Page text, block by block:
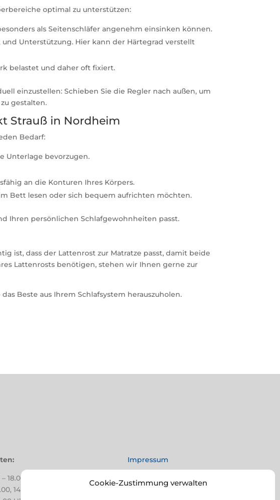
Cookie-Zustimmung verwalten
optimal zu unterstützen:
als Seitenschläfer angenehm einsinken können.
Unterstützung. Hier kann der Härtegrad verstellt
belastet und daher oft fixiert.
einzustellen: Schieben Sie die Regler nach außen, um
gestalten.
Strauß in Nordheim
Bedarf:
Unterlage bevorzugen.
an die Konturen Ihres Körpers.
Bett lesen oder sich bequem aufrichten möchten.
Ihren persönlichen Schlafgewohnheiten passt.
ist, dass der Lattenrost zur Matratze passt, damit beide
Lattenrosts benötigen, stehen wir Ihnen gerne zur
Beste aus Ihrem Schlafsystem herauszuholen.
18.00 Uhr
14.00 – 18.00 Uhr
Impressum
Datenschutz